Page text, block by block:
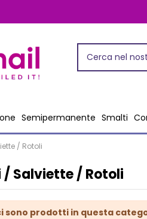
Semipermanente Smalti
/ Rotoli
/ Salviette / Rotoli
sono prodotti in questa